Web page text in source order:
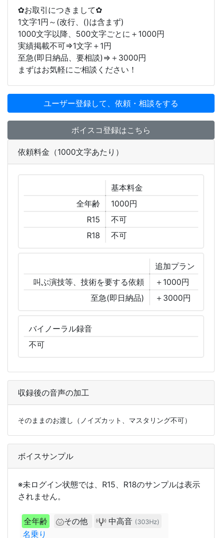
︎✿お取引につきまして︎✿
1文字1円～(改行、()は含まず)
1000文字以降、500文字ごとに＋1000円
実績掲載不可⇒1文字＋1円
至急(即日納品、要相談)⇒＋3000円
まずはお気軽にご相談ください！
ユーザー登録して、依頼・相談をする
ボイスコ登録はこちら
依頼料金（1000文字あたり）
基本料金
全年齢
1000円
R15
不可
R18
不可
追加プラン
叫ぶ演技等、技術を要する依頼
＋1000円
至急(即日納品)
＋3000円
バイノーラル録音
不可
収録後の音声の加工
そのままのお渡し（ノイズカット、マスタリング不可）
ボイスサンプル
※未ログイン状態では、R15、R18のサンプルは表示
されません。
全年齢 その他 中高音 (303Hz)
名乗り